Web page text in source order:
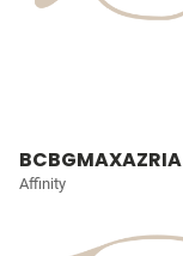
BCBGMAXAZRIA
Affinity